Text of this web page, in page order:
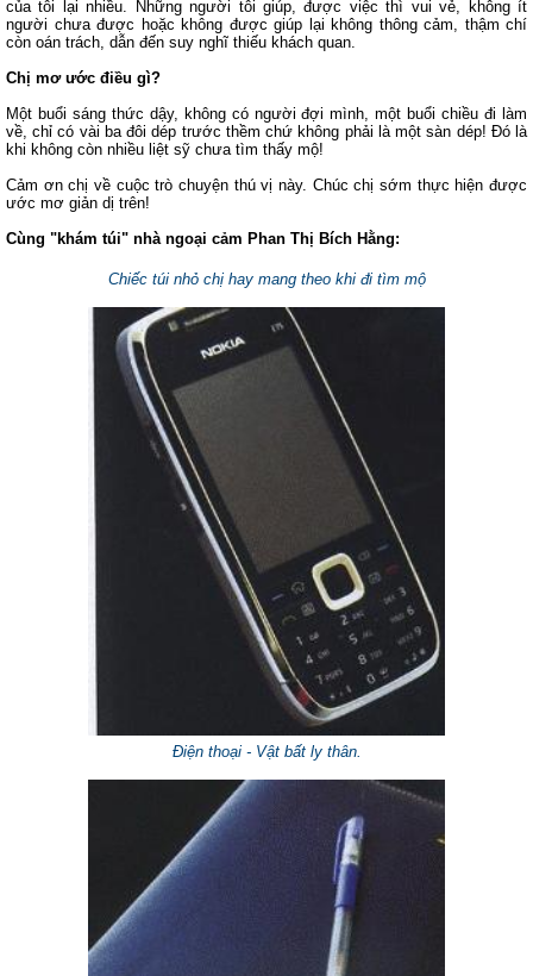
của tôi lại nhiều. Những người tôi giúp, được việc thì vui vẻ, không ít
người chưa được hoặc không được giúp lại không thông cảm, thậm chí
còn oán trách, dẫn đến suy nghĩ thiếu khách quan.
Chị mơ ước điều gì?
Một buổi sáng thức dậy, không có người đợi mình, một buổi chiều đi làm
về, chỉ có vài ba đôi dép trước thềm chứ không phải là một sàn dép! Đó là
khi không còn nhiều liệt sỹ chưa tìm thấy mộ!
Cảm ơn chị về cuộc trò chuyện thú vị này. Chúc chị sớm thực hiện được
ước mơ giản dị trên!
Cùng "khám túi" nhà ngoại cảm Phan Thị Bích Hằng:
Chiếc túi nhỏ chị hay mang theo khi đi tìm mộ
Điện thoại - Vật bất ly thân.